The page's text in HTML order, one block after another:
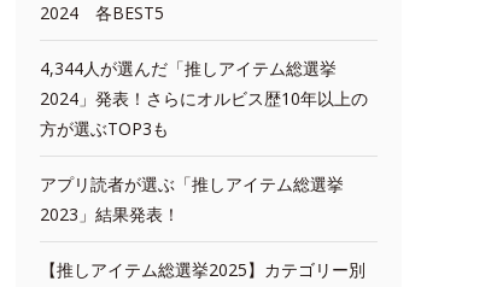
2024 各BEST5
4,344人が選んだ「推しアイテム総選挙
2024」発表！さらにオルビス歴10年以上の
方が選ぶTOP3も
アプリ読者が選ぶ「推しアイテム総選挙
2023」結果発表！
【推しアイテム総選挙2025】カテゴリー別